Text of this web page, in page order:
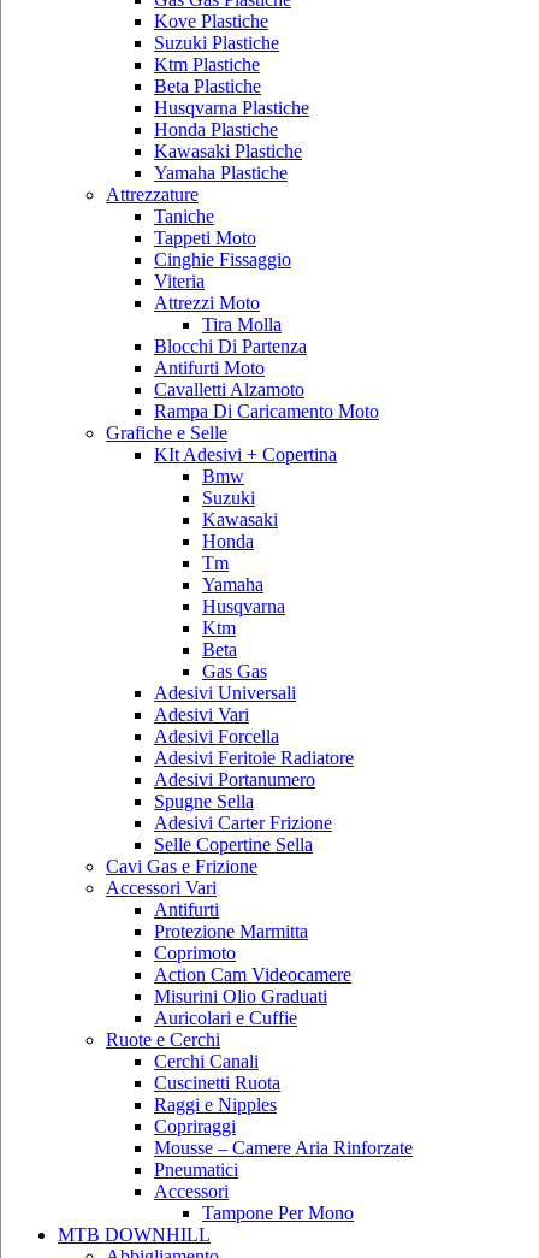
Kove Plastiche
Suzuki Plastiche
Ktm Plastiche
Beta Plastiche
Husqvarna Plastiche
Honda Plastiche
Kawasaki Plastiche
Yamaha Plastiche
Attrezzature
Taniche
Tappeti Moto
Cinghie Fissaggio
Viteria
Attrezzi Moto
Tira Molla
Blocchi Di Partenza
Antifurti Moto
Cavalletti Alzamoto
Rampa Di Caricamento Moto
Grafiche e Selle
KIt Adesivi + Copertina
Bmw
Suzuki
Kawasaki
Honda
Tm
Yamaha
Husqvarna
Ktm
Beta
Gas Gas
Adesivi Universali
Adesivi Vari
Adesivi Forcella
Adesivi Feritoie Radiatore
Adesivi Portanumero
Spugne Sella
Adesivi Carter Frizione
Selle Copertine Sella
Cavi Gas e Frizione
Accessori Vari
Antifurti
Protezione Marmitta
Coprimoto
Action Cam Videocamere
Misurini Olio Graduati
Auricolari e Cuffie
Ruote e Cerchi
Cerchi Canali
Cuscinetti Ruota
Raggi e Nipples
Copriraggi
Mousse – Camere Aria Rinforzate
Pneumatici
Accessori
Tampone Per Mono
MTB DOWNHILL